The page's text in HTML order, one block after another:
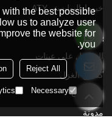
خيوط البوليستر ATY
يدعم
الحصول على عينات
كتالوج الغزل
التعليمات
مدونة
the best possible
us to analyze user
the website for
you.
Reject All
Necessary